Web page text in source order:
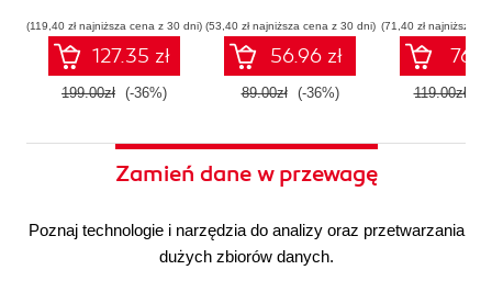
(119,40 zł najniższa cena z 30 dni)
127.35 zł
199.00zł (-36%)
modelowaniu
probabilistycznym.
Wydanie III
(53,40 zł najniższa cena z 30 dni)
56.96 zł
89.00zł (-36%)
(71,40 zł najniższa
119.00zł
Zamień dane w przewagę
Poznaj technologie i narzędzia do analizy oraz przetwarzania
dużych zbiorów danych.